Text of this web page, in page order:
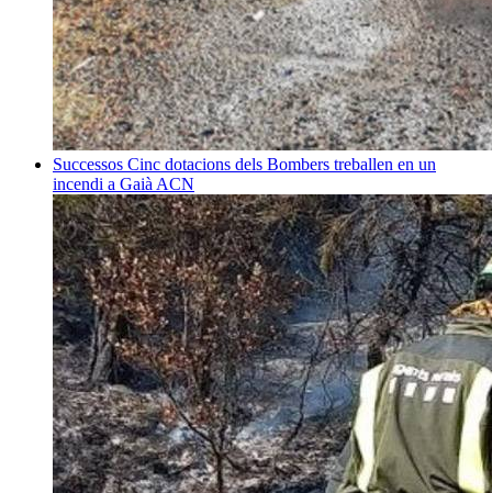
Successos Cinc dotacions dels Bombers treballen en un
incendi a Gaià ACN